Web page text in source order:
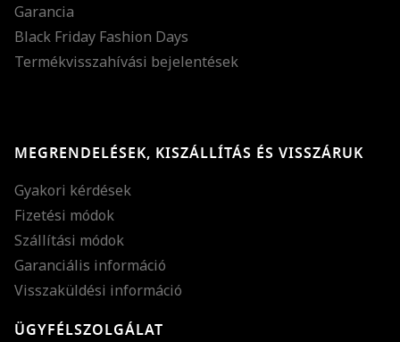
Garancia
Black Friday Fashion Days
Termékvisszahívási bejelentések
MEGRENDELÉSEK, KISZÁLLÍTÁS ÉS VISSZÁRUK
Gyakori kérdések
Fizetési módok
Szállítási módok
Garanciális információ
Visszaküldési információ
ÜGYFÉLSZOLGÁLAT